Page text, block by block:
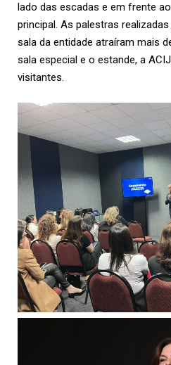
lado das escadas e em frente
principal. As palestras
sala da entidade atraíram mais
sala especial e o estande, a
visitantes.